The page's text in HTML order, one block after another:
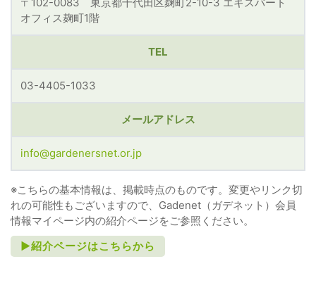
オフィス麹町1階
TEL
03-4405-1033
メールアドレス
info@gardenersnet.or.jp
※こちらの基本情報は、掲載時点のものです。変更やリンク切
れの可能性もございますので、Gadenet（ガデネット）会員
情報マイページ内の紹介ページをご参照ください。
►紹介ページはこちらから